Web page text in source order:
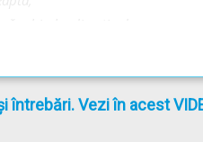
întrebări. Vezi în acest